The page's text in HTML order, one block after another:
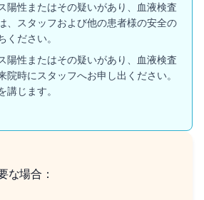
陽性またはその疑いがあり、血液検査
、スタッフおよび他の患者様の安全の
ください。
陽性またはその疑いがあり、血液検査
院時にスタッフへお申し出ください。
講じます。
な場合：